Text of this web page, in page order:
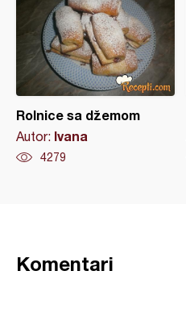
Rolnice sa džemom
Autor: Ivana
4279
Komentari